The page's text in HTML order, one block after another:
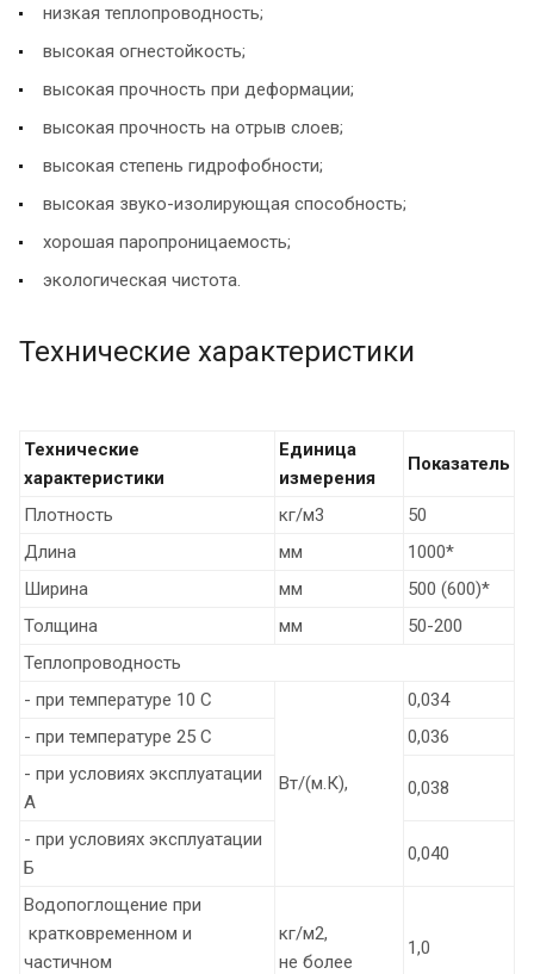
низкая теплопроводность;
высокая огнестойкость;
высокая прочность при деформации;
высокая прочность на отрыв слоев;
высокая степень гидрофобности;
высокая звуко-изолирующая способность;
хорошая паропроницаемость;
экологическая чистота.
Технические характеристики
Технические
характеристики
Единица
измерения
Показатель
Плотность кг/м3
50
Длина
мм
1000*
Ширина
мм
500 (600)*
Толщина
мм
50-200
Теплопроводность
- при температуре 10 С
Вт/(м.К),
0,034
- при температуре 25 С
0,036
- при условиях эксплуатации
А
0,038
- при условиях эксплуатации
Б
0,040
Водопоглощение при
кратковременном и
частичном
кг/м2,
не более
1,0